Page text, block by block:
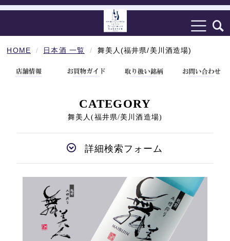
HOME 日本酒 一覧 舞美人(福井県/美川酒造場)
CATEGORY
舞美人(福井県/美川酒造場)
詳細検索フォーム